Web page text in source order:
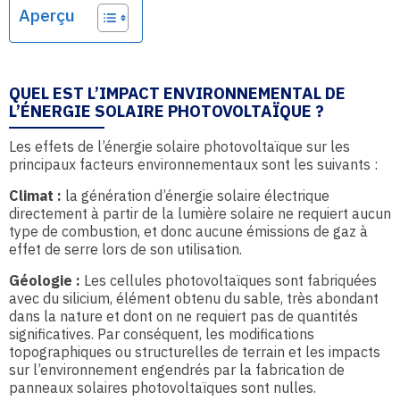
Aperçu
QUEL EST L’IMPACT ENVIRONNEMENTAL DE
L’ÉNERGIE SOLAIRE PHOTOVOLTAÏQUE ?
Les effets de l’énergie solaire photovoltaïque sur les
principaux facteurs environnementaux sont les suivants :
Climat : la génération d’énergie solaire électrique
directement à partir de la lumière solaire ne requiert aucun
type de combustion, et donc aucune émissions de gaz à
effet de serre lors de son utilisation.
Géologie : Les cellules photovoltaïques sont fabriquées
avec du silicium, élément obtenu du sable, très abondant
dans la nature et dont on ne requiert pas de quantités
significatives. Par conséquent, les modifications
topographiques ou structurelles de terrain et les impacts
sur l’environnement engendrés par la fabrication de
panneaux solaires photovoltaïques sont nulles.